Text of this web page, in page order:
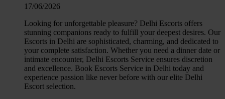
y los anuncios, ofrecer funciones de redes sociales y
sitio web con nuestros partners de redes sociales,
análisis web, quienes pueden combinarla con otra
haya proporcionado o que hayan recopilado a partir del uso
hecho de sus servicios.
17/06/2026
Looking for unforgettable pleasure? Delhi Escorts offers
stunning companions ready to fulfill your deepest desires. Our
Escorts in Delhi are sophisticated, charming, and dedicated to
your complete satisfaction. Whether you need a dinner date or
intimate encounter, Delhi Escorts Service ensures discretion
and excellence. Book Escorts Service in Delhi today and
experience passion like never before with our elite Delhi
Escort selection.